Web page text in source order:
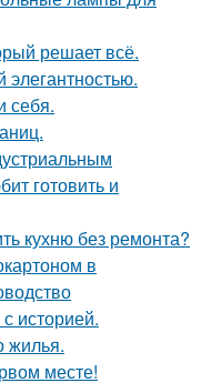
решает всё.
себя.
готовить и
кухню без ремонта?
в
историей.
жилья.
месте!